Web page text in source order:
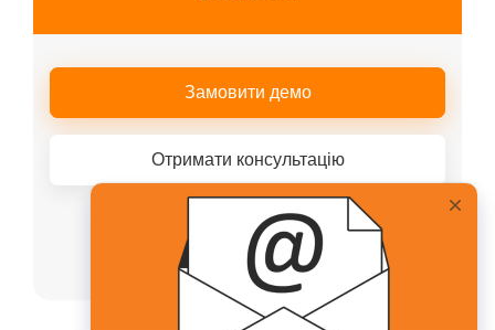
Замовити демо
Отримати консультацію
Або телефонуйте нашому менеджеру
+38(067)217-0440